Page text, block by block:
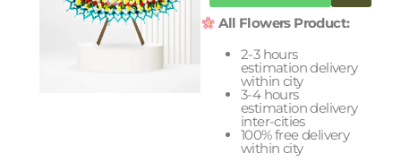
All Flowers Product:
2-3 hours
estimation delivery
within city
3-4 hours
estimation delivery
inter-cities
100% free delivery
within city